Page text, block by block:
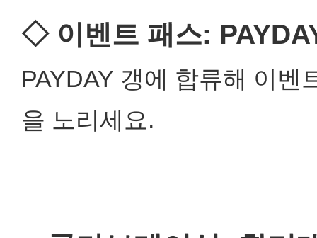
◇ 이벤트 패스:
PAYDAY 갱에 합류해 이벤
을 노리세요.